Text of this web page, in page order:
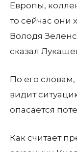
Европы,
то сейчас они
Володя
сказал
По его словам,
видит
опасается
Как считает